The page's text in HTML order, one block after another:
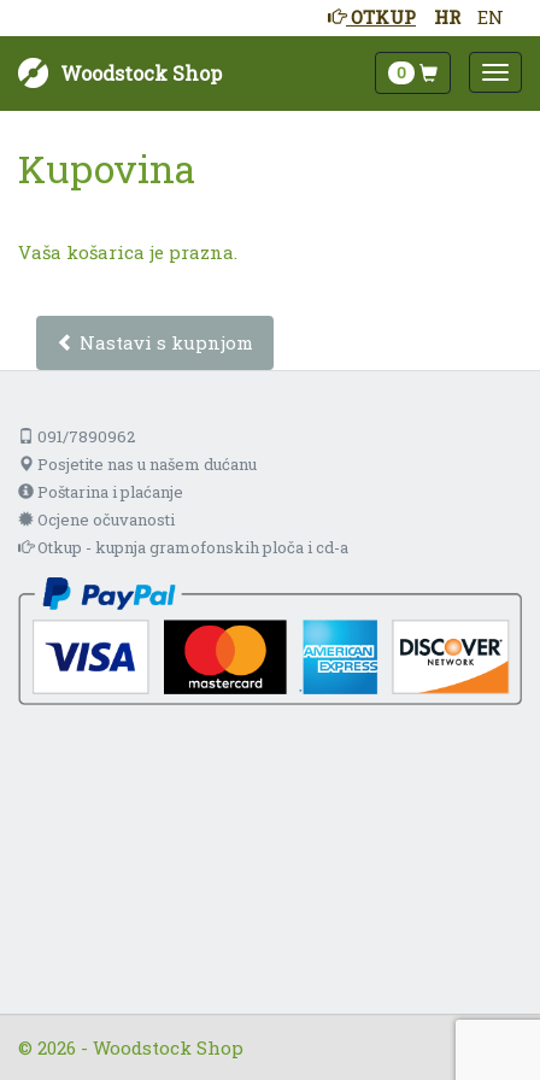
HR EN
OTKUP
Woodstock Shop 0
Kupovina
Vaša košarica je prazna.
Nastavi s kupnjom
091/7890962
Posjetite nas u našem dućanu
Poštarina i plaćanje
Ocjene očuvanosti
Otkup - kupnja gramofonskih ploča i cd-a
© 2026 - Woodstock Shop